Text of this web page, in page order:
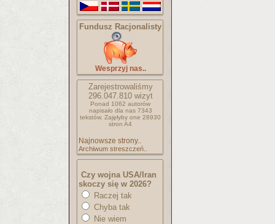
Fundusz Racjonalisty
Wesprzyj nas..
Zarejestrowaliśmy
296.047.810wizyt
Ponad 1062 autorów
napisało dla nas 7343
tekstów. Zajęłyby one 28930
stron A4
Najnowsze strony..
Archiwum streszczeń..
Czy wojna USA/Iran
skoczy się w 2026?
Raczej tak
Chyba tak
Nie wiem